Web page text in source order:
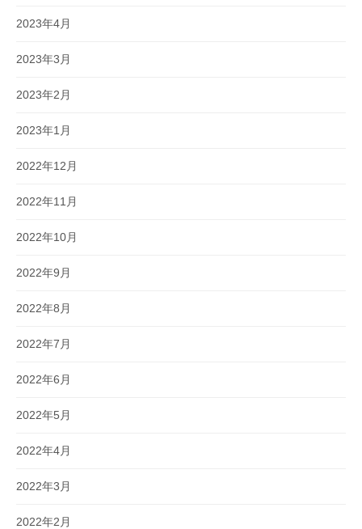
2023年4月
2023年3月
2023年2月
2023年1月
2022年12月
2022年11月
2022年10月
2022年9月
2022年8月
2022年7月
2022年6月
2022年5月
2022年4月
2022年3月
2022年2月